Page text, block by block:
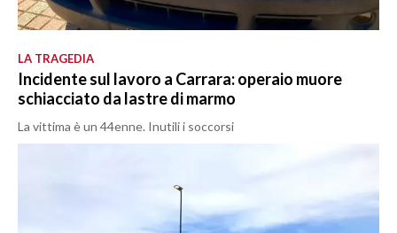
LA TRAGEDIA
Incidente sul lavoro a Carrara: operaio muore
schiacciato da lastre di marmo
La vittima è un 44enne. Inutili i soccorsi